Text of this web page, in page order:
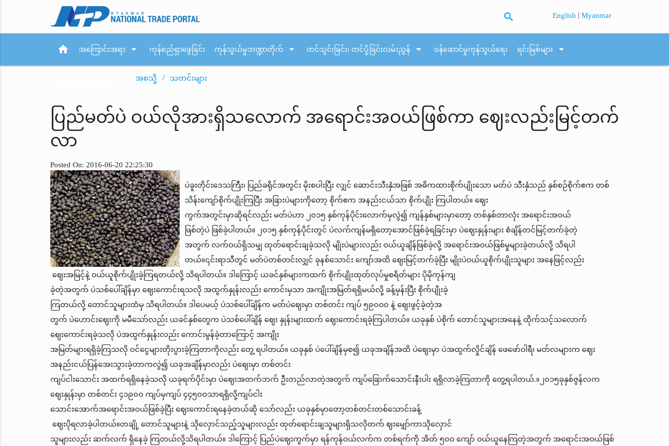
search English |Myanmar
home အကြောင်းအရာ arrow_drop_down ကုန်စည်ရှာဖွေခြင်း ကုန်သွယ်မှုဘဏ္ဍာတိုက် arrow_drop_down တင်သွင်းခြင်း၊ တင်ပို့ခြင်းလမ်းညွှန် arrow_drop_down ဝန်ဆောင်မှုကုန်သွယ်ရေး ရင်းမြစ်များ arrow_drop_down
အစသို့ သတင်းများ
ပြည်မတ်ပဲ ဝယ်လိုအားရှိသလောက် အရောင်းအဝယ်ဖြစ်ကာ ဈေးလည်းမြင့်တက်
လာ
Posted On: 2016-06-20 22:25:30
ပဲခူးတိုင်းဒေသကြီး၊ ပြည်ခရိုင်အတွင်း မိုးစပါးပြီး လျှင် ဆောင်းသီးနှံအဖြစ် အဓိကထားစိုက်ပျိုးသော မတ်ပဲ သီးနှံသည် နှစ်စဉ်စိုက်ဧက တစ်
သိန်းကျော်စိုက်ပျိုးကြပြီး အခြားပဲများကိုတော့ စိုက်ဧက အနည်းငယ်သာ စိုက်ပျိုး ကြပါတယ်။ ဈေး
ကွက်အတွင်းမှာဆိုရင်လည်း မတ်ပဲဟာ ၂၀၁၅ နှစ်ကုန်ပိုင်းလောက်မှလွဲ၍ ကျန်နှစ်များမှာတော့ တစ်နှစ်တာလုံး အရောင်းအဝယ်
ဖြစ်တဲ့ပဲ ဖြစ်ခဲ့ပါတယ်။ ၂၀၁၅ နှစ်ကုန်ပိုင်းတွင် ပဲလက်ကျန်မရှိတော့အောင်ဖြစ်ခဲ့ရခြင်းမှာ ပဲဈေးနှုန်းများ စံချိန်တင်မြင့်တက်ခဲ့တဲ့
အတွက် လက်ဝယ်ရှိသမျှ ထုတ်ရောင်းချခဲ့သလို မျိုးပဲများလည်း ဝယ်ယူချိန်ဖြစ်ခဲ့လို့ အရောင်းအဝယ်ဖြစ်မှုများခဲ့တယ်လို့ သိရပါ
တယ်။၎င်းရာသီတွင် မတ်ပဲတစ်တင်းလျှင် ခုနစ်သောင်း ကျော်အထိ ဈေးမြင့်တက်ခဲ့ပြီး မျိုးပဲဝယ်ယူစိုက်ပျိုးသူများ အနေဖြင့်လည်း
ဈေးအမြင့်နဲ့ ဝယ်ယူစိုက်ပျိုးခဲ့ကြရတယ်လို့ သိရပါတယ်။ ဒါကြောင့် ယခင်နှစ်များကထက် စိုက်ပျိုးထုတ်လုပ်မှုစရိတ်များ ပိုမိုကုန်ကျ
ခဲ့တဲ့အတွက် ပဲသစ်ပေါ်ချိန်မှာ ဈေးကောင်းရသလို အထွက်နှုန်းလည်း ကောင်းမှသာ အကျိုးအမြတ်ရရှိမယ်လို့ ခန့်မှန်းပြီး စိုက်ပျိုးခဲ့
ကြတယ်လို့ တောင်သူများထံမှ သိရပါတယ်။ ဒါပေမယ့် ပဲသစ်ပေါ်ချိန်က မတ်ပဲဈေးမှာ တစ်တင်း ကျပ် ၅၉၀ဝ၀ နဲ့ ဈေးဖွင့်ခဲ့တဲ့အ
တွက် ပဲဟောင်းဈေးကို မမီသော်လည်း ယခင်နှစ်တွေက ပဲသစ်ပေါ်ချိန် ဈေး နှုန်းများထက် ဈေးကောင်းရခဲ့ကြပါတယ်။ ယခုနှစ် ပဲစိုက် တောင်သူများအနေနဲ့ ထိုက်သင့်သလောက်
ဈေးကောင်းရခဲ့သလို ပဲအထွက်နှုန်းလည်း ကောင်းမွန်ခဲ့တာကြောင့် အကျိုး
အမြတ်များရရှိခဲ့ကြသလို ဝင်ငွေများတိုးပွားခဲ့ကြတာကိုလည်း တွေ့ ရပါတယ်။ ယခုနှစ် ပဲပေါ်ချိန်မှစ၍ ယခုအချိန်အထိ ပဲဈေးမှာ ပဲအထွက်လှိုင်ချိန် ဖေဖော်ဝါရီ၊ မတ်လများက ဈေး
အနည်းငယ်ပြန်အေးသွားခဲ့တာကလွဲ၍ ယခုအချိန်မှာလည်း ပဲဈေးမှာ တစ်တင်း
ကျပ်ငါးသောင်း အထက်ရရှိနေခဲ့သလို ယခုရက်ပိုင်းမှာ ပဲဈေးအတက်ဘက် ဦးတည်လာတဲ့အတွက် ကျပ်ခြောက်သောင်းနီးပါး ရရှိလာခဲ့ကြတာကို တွေ့ရပါတယ်.။၂၀၁၅ခုနှစ်ဇွန်လက
ဈေးနှုန်းမှာ တစ်တင်း ၄၁၉၀ဝ ကျပ်မှကျပ် ၄၄၅၀ဝသာရရှိလို့ကျပ်ငါး
သောင်းအောက်အရောင်းအဝယ်ဖြစ်ခဲ့ပြီး ဈေးကောင်းရနေခဲ့တယ်ဆို သော်လည်း ယခုနှစ်မှာတော့တစ်တင်းတစ်သောင်းခန့်
ဈေးပိုရလာခဲ့ပါတယ်။တချို့ တောင်သူများနဲ့ သိုလှောင်သည့်သူများလည်း ထုတ်ရောင်းချသူများရှိသလိုတက် ဈးမျှော်ကာသိုလှောင်
သူများလည်း ဆက်လက် ရှိနေခဲ့ ကြတယ်လို့သိရပါတယ်။ ဒါကြောင့် ပြည်ပဲဈေးကွက်မှာ ရန်ကုန်ဝယ်လက်က တစ်ရက်ကို အိတ် ၅၀ဝ ကျော် ဝယ်ယူနေကြတဲ့အတွက် အရောင်းအဝယ်ဖြစ်